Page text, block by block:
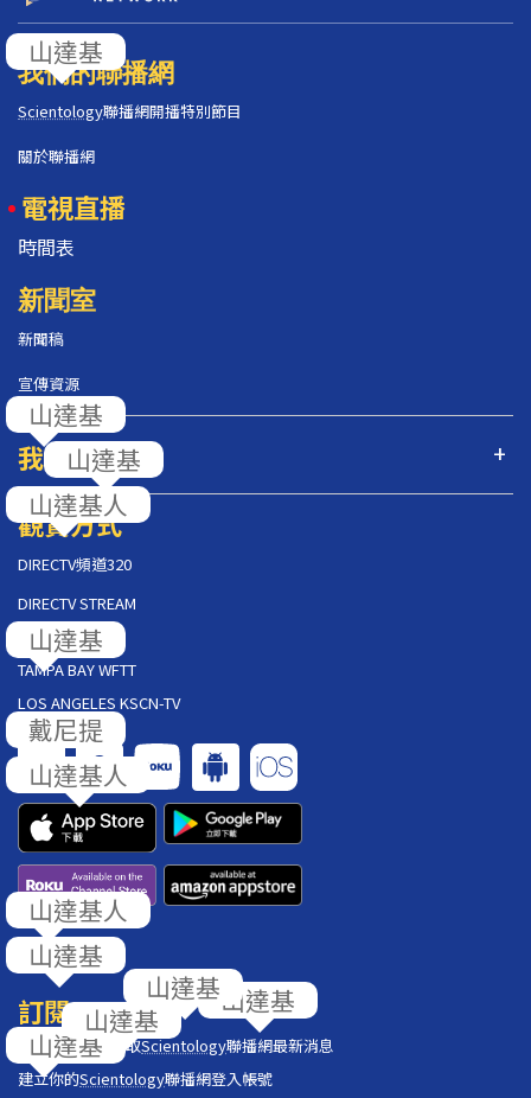
我們的聯播網
Scientology聯播網開播特別節目
關於聯播網
電視直播
時間表
新聞室
新聞稿
宣傳資源
我們的節目
觀賞方式
DIRECTV頻道320
DIRECTV STREAM
AT&T U-VERSE
TAMPA BAY WFTT
LOS ANGELES KSCN-TV
回饋
訂閱
在你的收件匣獲取Scientology聯播網最新消息
建立你的Scientology聯播網登入帳號